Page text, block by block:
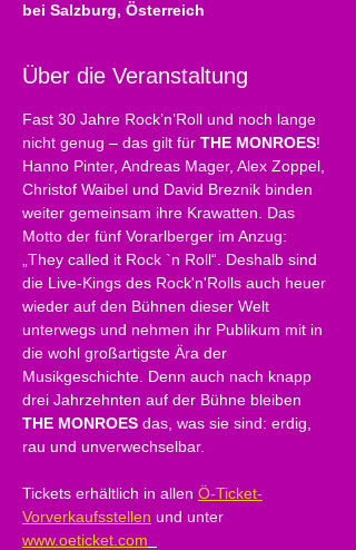
bei Salzburg, Österreich
Über die Veranstaltung
Fast 30 Jahre Rock’n’Roll und noch lange
nicht genug – das gilt für THE MONROES!
Hanno Pinter, Andreas Mager, Alex Zoppel,
Christof Waibel und David Breznik binden
weiter gemeinsam ihre Krawatten. Das
Motto der fünf Vorarlberger im Anzug:
„They called it Rock `n Roll“. Deshalb sind
die Live-Kings des Rock'n'Rolls auch heuer
wieder auf den Bühnen dieser Welt
unterwegs und nehmen ihr Publikum mit in
die wohl großartigste Ära der
Musikgeschichte. Denn auch nach knapp
drei Jahrzehnten auf der Bühne bleiben
THE MONROES das, was sie sind: erdig,
rau und unverwechselbar.
Tickets erhältlich in allen Ö-Ticket-
Vorverkaufsstellen und unter
www.oeticket.com